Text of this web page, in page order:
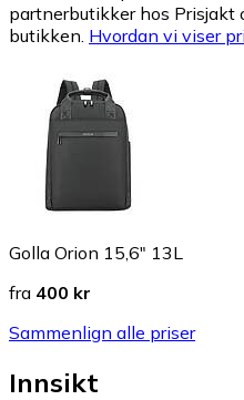
partnerbutikker hos Prisjakt
butikken. Hvordan vi viser
Golla Orion 15,6" 13L
fra 400 kr
Sammenlign alle priser
Innsikt